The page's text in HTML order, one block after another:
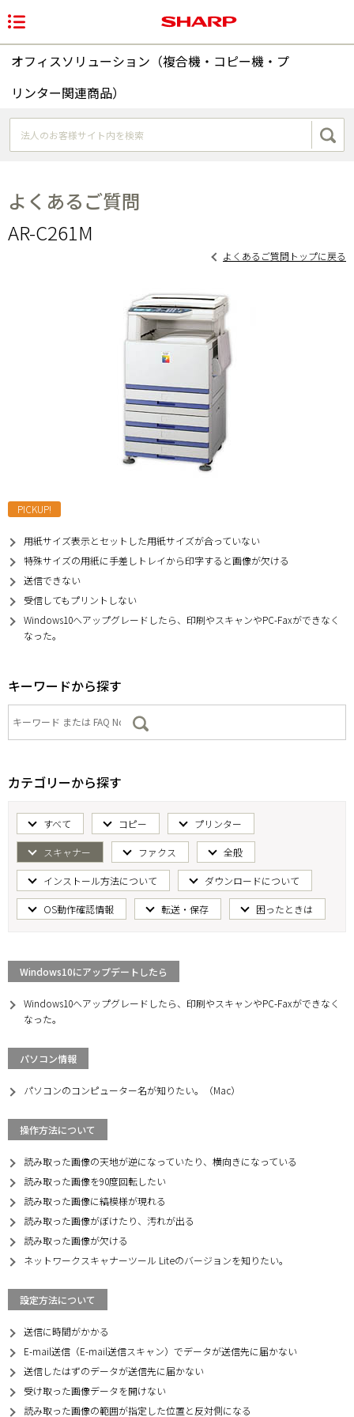
オフィスソリューション（複合機・コピー機・プ
リンター関連商品）
よくあるご質問
AR-C261M
よくあるご質問トップに戻る
PICKUP!
用紙サイズ表示とセットした用紙サイズが合っていない
特殊サイズの用紙に手差しトレイから印字すると画像が欠ける
送信できない
受信してもプリントしない
Windows10へアップグレードしたら、印刷やスキャンやPC-Faxができなく
なった。
キーワードから探す
カテゴリーから探す
すべて コピー プリンター
スキャナー ファクス 全般
インストール方法について ダウンロードについて
OS動作確認情報 転送・保存 困ったときは
Windows10にアップデートしたら
Windows10へアップグレードしたら、印刷やスキャンやPC-Faxができなく
なった。
パソコン情報
パソコンのコンピューター名が知りたい。（Mac）
操作方法について
読み取った画像の天地が逆になっていたり、横向きになっている
読み取った画像を90度回転したい
読み取った画像に縞模様が現れる
読み取った画像がぼけたり、汚れが出る
読み取った画像が欠ける
ネットワークスキャナーツール Liteのバージョンを知りたい。
設定方法について
送信に時間がかかる
E-mail送信（E-mail送信スキャン）でデータが送信先に届かない
送信したはずのデータが送信先に届かない
受け取った画像データを開けない
読み取った画像の範囲が指定した位置と反対側になる